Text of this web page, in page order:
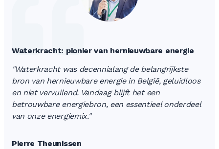
0
00
0
0
0
0
0
Waterkracht: pionier van hernieuwbare energie
"Waterkracht was decennialang de belangrijkste
bron van hernieuwbare energie in België, geluidloos
en niet vervuilend. Vandaag blijft het een
betrouwbare energiebron, een essentieel onderdeel
van onze energiemix."
Pierre Theunissen